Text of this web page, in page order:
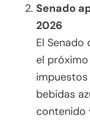
Senado
2026
El
el
bebidas
contenido